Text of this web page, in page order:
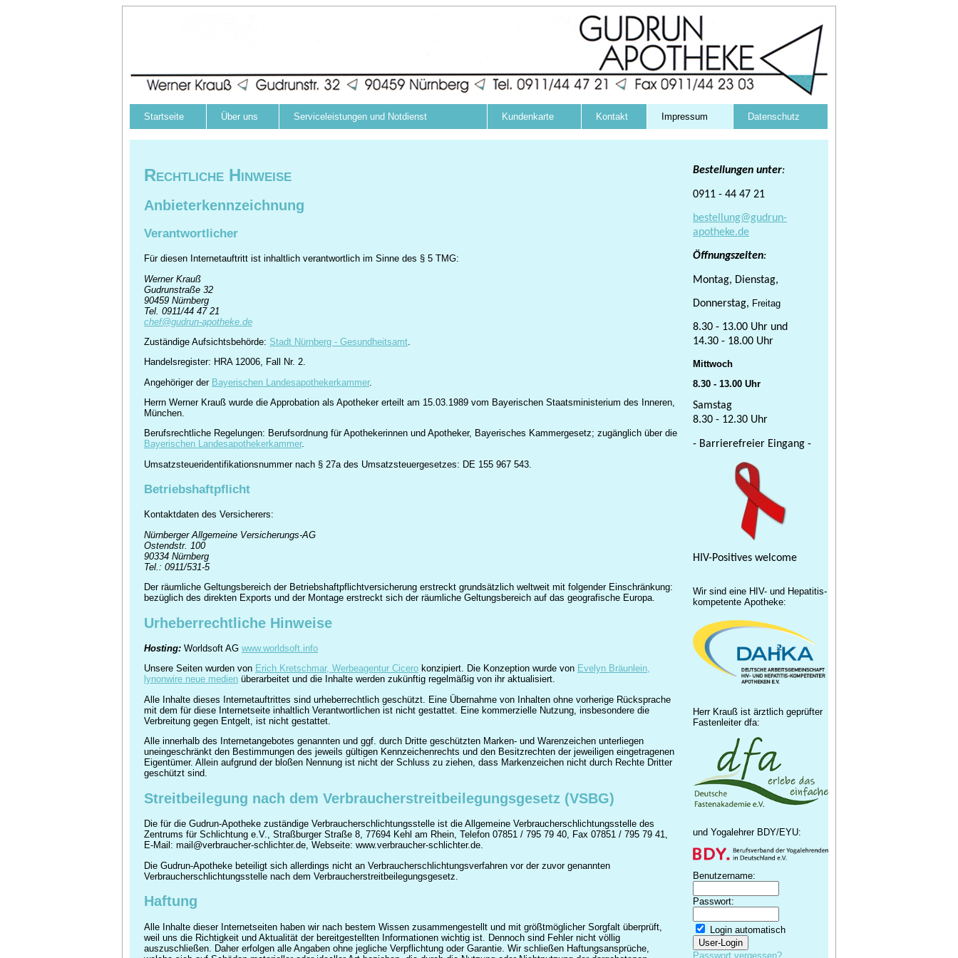
Startseite Über uns Serviceleistungen und Notdienst Kundenkarte Kontakt Impressum Datenschutz
Rechtliche Hinweise
Anbieterkennzeichnung
Verantwortlicher
Für diesen Internetauftritt ist inhaltlich verantwortlich im Sinne des § 5 TMG:
Werner Krauß
Gudrunstraße 32
90459 Nürnberg
Tel. 0911/44 47 21
chef@gudrun-apotheke.de
Zuständige Aufsichtsbehörde: Stadt Nürnberg - Gesundheitsamt
Handelsregister: HRA 12006, Fall Nr. 2.
Angehöriger der Bayerischen Landesapothekerkammer.
Herrn Werner Krauß wurde die Approbation als Apotheker erteilt am 15.03.1989 vom Bayerischen Staatsministerium des Inneren,
München.
Berufsrechtliche Regelungen: Berufsordnung für Apothekerinnen und Apotheker, Bayerisches Kammergesetz; zugänglich über die
Bayerischen Landesapothekerkammer.
Umsatzsteueridentifikationsnummer nach § 27a des Umsatzsteuergesetzes: DE 155 967 543.
Betriebshaftpflicht
Kontaktdaten des Versicherers:
Nürnberger Allgemeine Versicherungs-AG
Ostendstr. 100
90334 Nürnberg
Tel.: 0911/531-5
Der räumliche Geltungsbereich der Betriebshaftpflichtversicherung erstreckt grundsätzlich weltweit mit folgender Einschränkung:
bezüglich des direkten Exports und der Montage erstreckt sich der räumliche Geltungsbereich auf das geografische Europa.
Urheberrechtliche Hinweise
Hosting: Worldsoft AG www.worldsoft.info
Unsere Seiten wurden von Erich Kretschmar, Werbeagentur Cicero konzipiert. Die Konzeption wurde von Evelyn Bräunlein,
lynonwire neue medien überarbeitet und die Inhalte werden zukünftig regelmäßig von ihr aktualisiert.
Alle Inhalte dieses Internetauftrittes sind urheberrechtlich geschützt. Eine Übernahme von Inhalten ohne vorherige Rücksprache
mit dem für diese Internetseite inhaltlich Verantwortlichen ist nicht gestattet. Eine kommerzielle Nutzung, insbesondere die
Verbreitung gegen Entgelt, ist nicht gestattet.
Alle innerhalb des Internetangebotes genannten und ggf. durch Dritte geschützten Marken- und Warenzeichen unterliegen
uneingeschränkt den Bestimmungen des jeweils gültigen Kennzeichenrechts und den Besitzrechten der jeweiligen eingetragenen
Eigentümer. Allein aufgrund der bloßen Nennung ist nicht der Schluss zu ziehen, dass Markenzeichen nicht durch Rechte Dritter
geschützt sind.
Streitbeilegung nach dem Verbraucherstreitbeilegungsgesetz (VSBG)
Die für die Gudrun-Apotheke zuständige Verbraucherschlichtungsstelle ist die Allgemeine Verbraucherschlichtungsstelle des
Zentrums für Schlichtung e.V., Straßburger Straße 8, 77694 Kehl am Rhein, Telefon 07851 / 795 79 40, Fax 07851 / 795 79 41,
E-Mail: mail@verbraucher-schlichter.de, Webseite: www.verbraucher-schlichter.de.
Die Gudrun-Apotheke beteiligt sich allerdings nicht an Verbraucherschlichtungsverfahren vor der zuvor genannten
Verbraucherschlichtungsstelle nach dem Verbraucherstreitbeilegungsgesetz.
Haftung
Alle Inhalte dieser Internetseiten haben wir nach bestem Wissen zusammengestellt und mit größtmöglicher Sorgfalt überprüft,
weil uns die Richtigkeit und Aktualität der bereitgestellten Informationen wichtig ist. Dennoch sind Fehler nicht völlig
auszuschließen. Daher erfolgen alle Angaben ohne jegliche Verpflichtung oder Garantie. Wir schließen Haftungsansprüche,
Bestellungen unter:
0911 - 44 47 21
bestellung@gudrun-
apotheke.de
Öffnungszeiten:
Montag, Dienstag,
Donnerstag, Freitag
8.30 - 13.00 Uhr und
14.30 - 18.00 Uhr
Mittwoch
8.30 - 13.00 Uhr
Samstag
8.30 - 12.30 Uhr
- Barrierefreier Eingang -
HIV-Positives welcome
Wir sind eine HIV- und Hepatitis-
kompetente Apotheke:
Herr Krauß ist ärztlich geprüfter
Fastenleiter dfa:
und Yogalehrer BDY/EYU:
Benutzername:
Passwort:
Login automatisch
Passwort vergessen?